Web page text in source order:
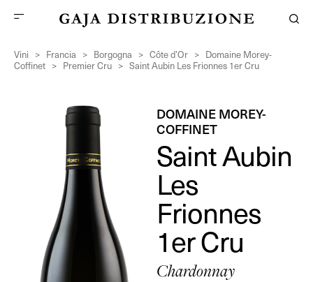
Vini > Francia > Borgogna > Côte d’Or > Domaine Morey-
Coffinet > Premier Cru > Saint Aubin Les Frionnes 1er Cru
DOMAINE MOREY-
COFFINET
Saint Aubin
Les
Frionnes
1er Cru
Chardonnay